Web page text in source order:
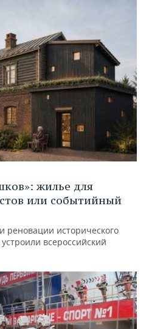
жилье для
или событийный
реновации исторического
всероссийский